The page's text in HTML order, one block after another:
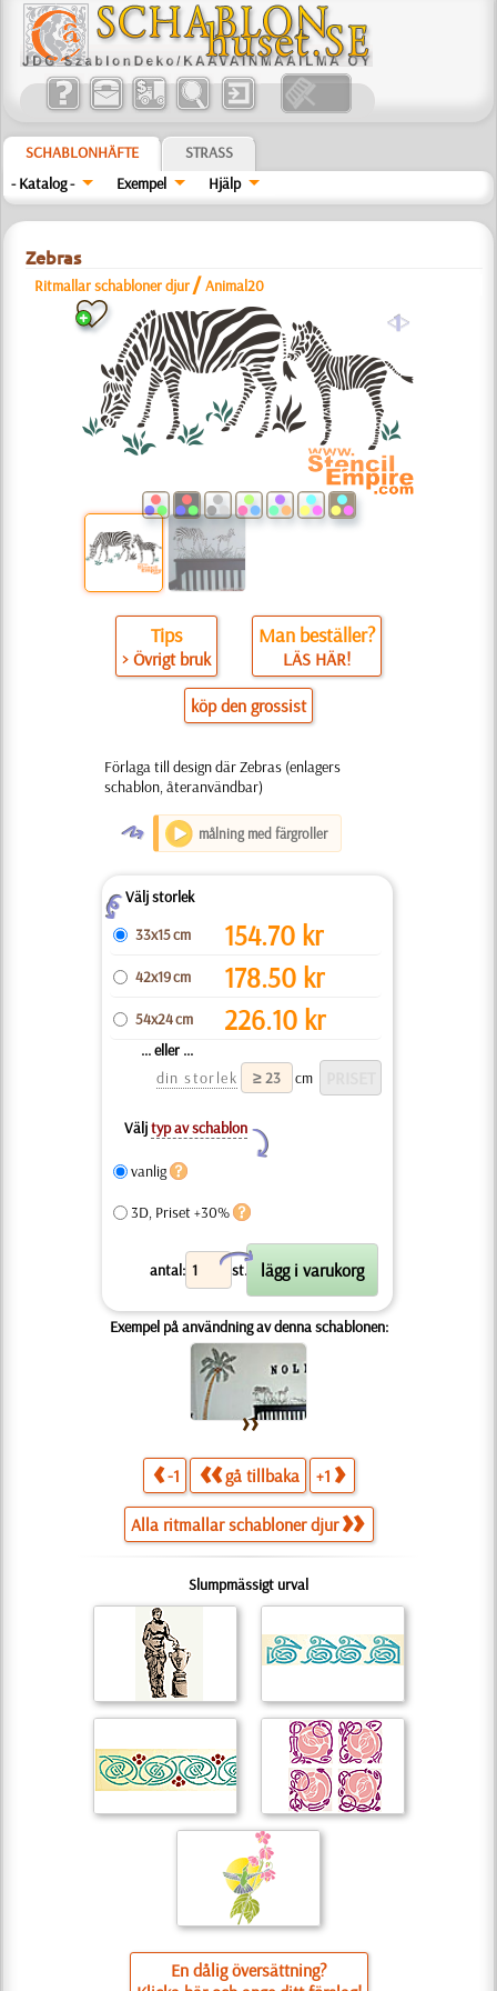
SCHABLONHÄFTE
STRASS
- Katalog -
Exempel Hjälp
Zebras
Ritmallar schabloner djur /Animal20
a
Tips
> Övrigt bruk
Man beställer?
LÄS HÄR!
köp den grossist
Förlaga till design där Zebras (enlagers
schablon, återanvändbar)
O målning med färgroller
ZVälj storlek
33x15 cm
154.70 kr
42x19 cm 178.50 kr
54x24 cm 226.10 kr
... eller ...
din storlek
cm
Väljtyp av schablon
Y
vanlig
3D, Priset +30%
antal: st.
X
Exempel på användning av denna schablonen:
-1 gå tillbaka +1
Alla ritmallar schabloner djur
Slumpmässigt urval
En dålig översättning?